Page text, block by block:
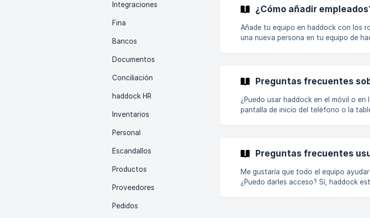
Integraciones
Fina
Bancos
Documentos
Conciliación
haddock HR
Inventarios
Personal
Escandallos
Productos
Proveedores
Pedidos
(Google Chrome) 📱iPhone Abre Safari. Escribe "web.haddock.app" en la
barra de búsqueda
¿Cómo añadir
Añade tu equipo en haddock con los roles o
una nueva persona en tu equipo de
Preguntas frecuentes
¿Puedo usar haddock en el móvil o en la tablet? Sí.
pantalla de inicio del teléfono o la
Preguntas frecuentes
Me gustaría que todo el equipo
¿Puedo darles acceso? Sí, haddock está pensado para que todo el